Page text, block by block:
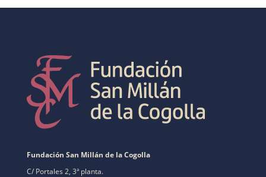
Fundación San Millán de la Cogolla
C/ Portales 2, 3ª planta.